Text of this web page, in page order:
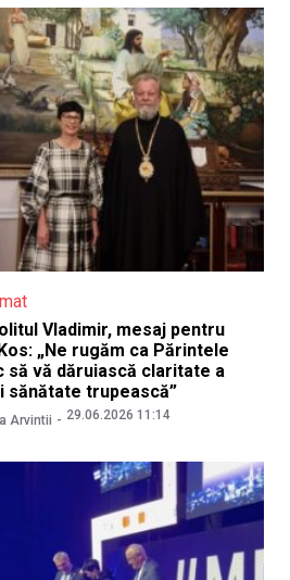
Vladimir, mesaj pentru
„Ne rugăm ca Părintele
să vă dăruiască claritate a
sănătate trupească”
Arvintii 29.06.2026 11:14